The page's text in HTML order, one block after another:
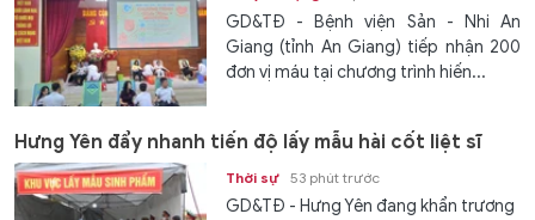
GD&TĐ - Bệnh viện Sản - Nhi An
Giang (tỉnh An Giang) tiếp nhận 200
đơn vị máu tại chương trình hiến...
Hưng Yên đẩy nhanh tiến độ lấy mẫu hài cốt liệt sĩ
Thời sự 53 phút trước
GD&TĐ - Hưng Yên đang khẩn trương